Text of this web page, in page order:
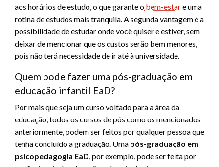
aos horários de estudo, o que garante o bem-estare uma
rotina de estudos mais tranquila. A segunda vantagem é a
possibilidade de estudar onde você quiser e estiver, sem
deixar de mencionar que os custos serão bem menores,
pois não terá necessidade de ir até à universidade.
Quem pode fazer uma pós-graduação em
educação infantil EaD?
Por mais que seja um curso voltado para a área da
educação, todos os cursos de pós como os mencionados
anteriormente, podem ser feitos por qualquer pessoa que
tenha concluído a graduação. Uma pós-graduação em
psicopedagogia EaD, por exemplo, pode ser feita por